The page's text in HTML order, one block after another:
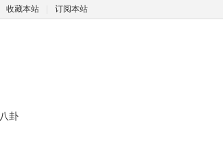
收藏本站 订阅本站
八卦